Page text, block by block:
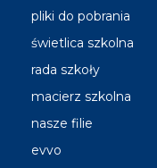
pliki do pobrania
świetlica szkolna
rada szkoły
macierz szkolna
nasze filie
evvo